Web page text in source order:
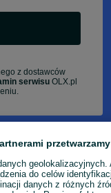
z dostawców
serwisu OLX.pl
do celów
danych z różnych